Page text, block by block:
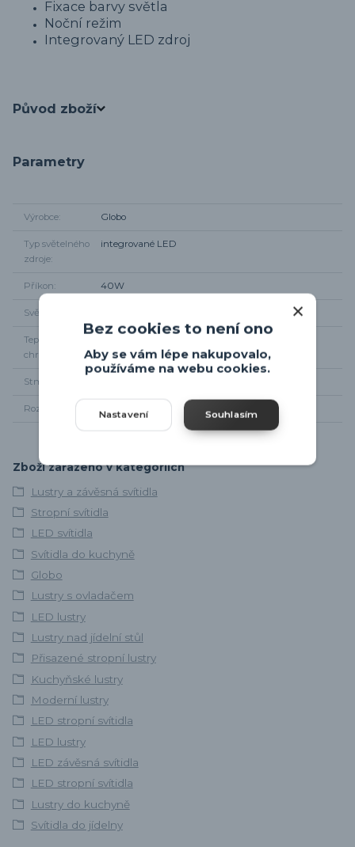
Fixace barvy světla
Noční režim
Integrovaný LED zdroj
Původ zboží
Parametry
Výrobce Globo
Typ světelného
zdroje
integrované LED
Příkon 40W
Světelný tok
Teplota
chromatičnosti
Stmívání
Rozměry Průměr 50cm, od stropu max 150cm
Zboží zařazeno v kategoriích
Lustry a závěsná svítidla
Stropní svítidla
LED svítidla
Svítidla do kuchyně
Globo
Lustry s ovladačem
LED lustry
Lustry nad jídelní stůl
Přisazené stropní lustry
Kuchyňské lustry
Moderní lustry
LED stropní svítidla
LED lustry
LED závěsná svítidla
LED stropní svítidla
Lustry do kuchyně
Svítidla do jídelny
Bez cookies to není ono
Aby se vám lépe nakupovalo,
používáme na webu cookies.
Nastavení Souhlasím